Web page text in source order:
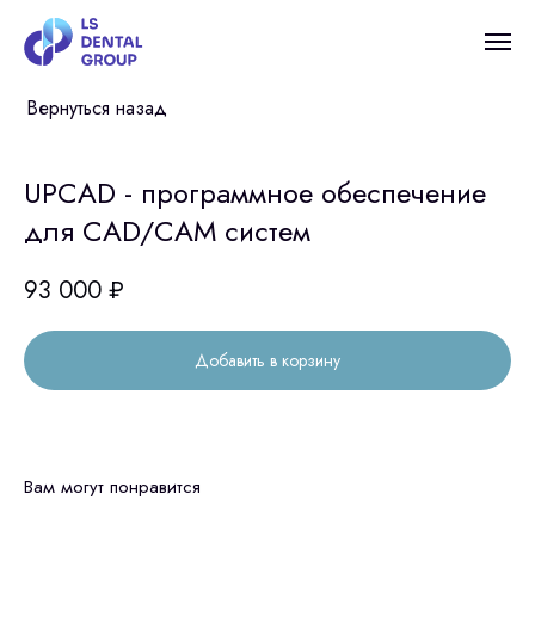
Вернуться назад
UPCAD - программное обеспечение
для CAD/CAM систем
93 000 ₽
Добавить в корзину
Вам могут понравится